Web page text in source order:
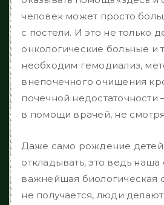
человек может просто
с постели. И это не только
онкологические больные и
необходим гемодиализ,
внепочечного очищения
почечной
в помощи врачей, не
Даже само рождение
откладывать, это ведь наша
важнейшая биологическая
не получается, люди делают